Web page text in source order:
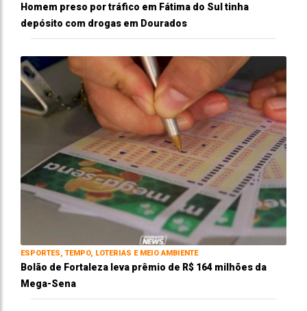
Homem preso por tráfico em Fátima do Sul tinha
depósito com drogas em Dourados
ESPORTES, TEMPO, LOTERIAS E MEIO AMBIENTE
Bolão de Fortaleza leva prêmio de R$ 164 milhões da
Mega-Sena